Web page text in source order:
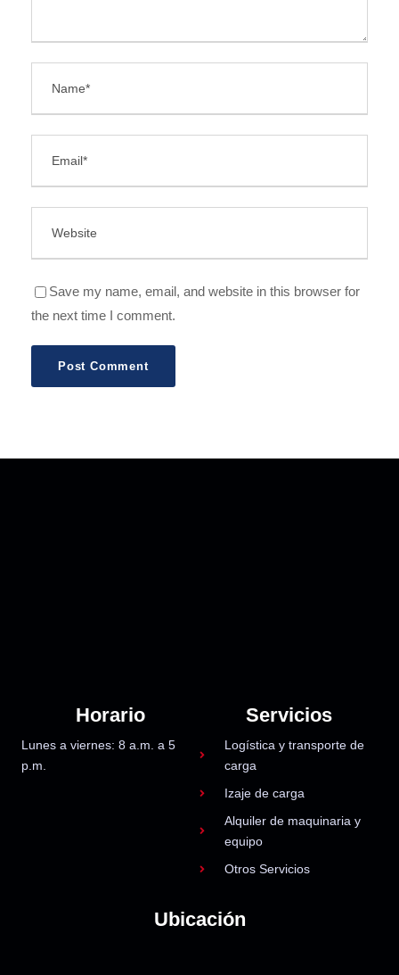
Save my name, email, and website in this browser for
the next time I comment.
Horario
Lunes a viernes: 8 a.m. a 5
p.m.
Servicios
Logística y transporte de
carga
Izaje de carga
Alquiler de maquinaria y
equipo
Otros Servicios
Ubicación